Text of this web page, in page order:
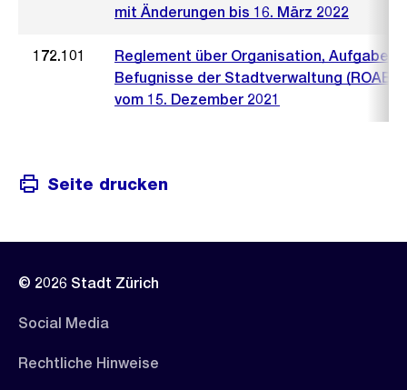
mit Änderungen bis 16. März 2022
172.101
Reglement über Organisation, Aufgaben
Befugnisse der Stadtverwaltung (ROAB)
vom 15. Dezember 2021
Seite drucken
© 2026 Stadt Zürich
Social Media
Rechtliche Hinweise